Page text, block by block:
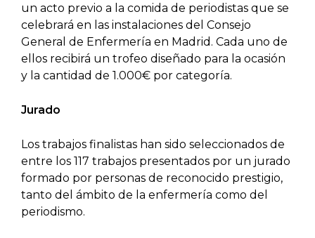
un acto previo a la comida de periodistas que se
celebrará en las instalaciones del Consejo
General de Enfermería en Madrid. Cada uno de
ellos recibirá un trofeo diseñado para la ocasión
y la cantidad de 1.000€ por categoría.
Jurado
Los trabajos finalistas han sido seleccionados de
entre los 117 trabajos presentados por un jurado
formado por personas de reconocido prestigio,
tanto del ámbito de la enfermería como del
periodismo.